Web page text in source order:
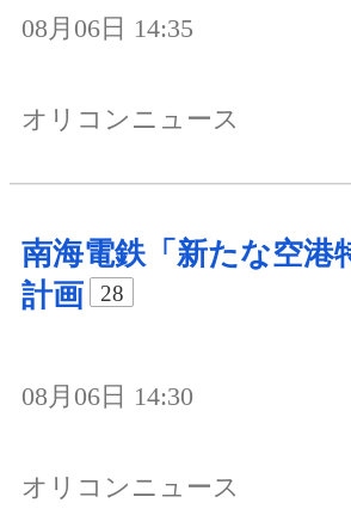
08月06日 14:35
オリコンニュース
南海電鉄「新たな空港
計画
28
08月06日 14:30
オリコンニュース